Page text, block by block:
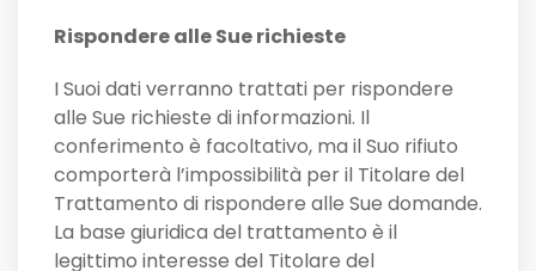
Rispondere alle Sue richieste
I Suoi dati verranno trattati per rispondere
alle Sue richieste di informazioni. Il
conferimento è facoltativo, ma il Suo rifiuto
comporterà l’impossibilità per il Titolare del
Trattamento di rispondere alle Sue domande.
La base giuridica del trattamento è il
legittimo interesse del Titolare del